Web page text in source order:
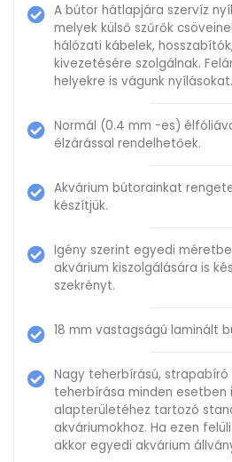
A bútor hátlapjára szervíz
melyek külső szűrők
hálózati kábelek,
kivezetésére szolgálnak.
helyekre is vágunk nyílásokat.
Normál (0.4 mm -es)
élzárással rendelhetőek.
Akvárium bútorainkat
készítjük.
Igény szerint egyedi
akvárium kiszolgálására is
szekrényt.
18 mm vastagságú laminált
Nagy teherbírású, strapabíró
teherbírása minden esetben
alapterületéhez tartozó
akváriumokhoz. Ha ezen
akkor egyedi akvárium